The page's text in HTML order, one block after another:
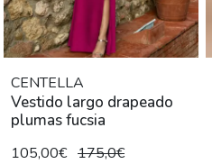
CENTELLA
Vestido largo drapeado
plumas fucsia
105,00€ 175,0€